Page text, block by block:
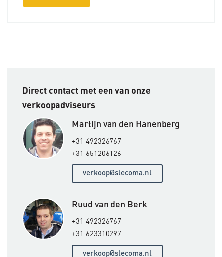
Direct contact met een van onze
verkoopadviseurs
Martijn van den Hanenberg
+31 492326767
+31 651206126
verkoop@slecoma.nl
Ruud van den Berk
+31 492326767
+31 623310297
verkoop@slecoma.nl